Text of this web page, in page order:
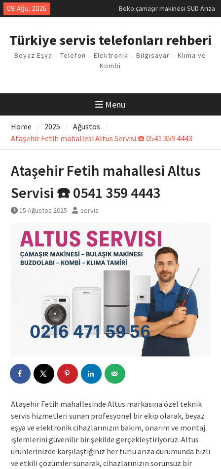
Skip
to
09 Ağu, 2026
Demirdöküm buzdolabı E1 Arıza
Arızası Çözümü
E02 Arıza Kodu Regal kombi
Sorunu
Türkiye servis telefonları rehberi
Beyaz Eşya – Telefon – Elektronik – Bilgisayar – Klima ve
Kombi
Menu
Home 2025
Ağustos
Ataşehir Fetih mahallesi Altus Servisi ☎️ 0541 359 4443
Ataşehir Fetih mahallesi Altus
Servisi ☎️ 0541 359 4443
15 Ağustos 2025 servis
Ataşehir Fetih mahallesinde Altus markasına özel teknik
servis hizmetleri sunan profesyonel bir ekip olarak, beyaz
eşya ve elektronik cihazlarınızın bakım, onarım ve montaj
işlemlerini güvenilir bir şekilde gerçekleştiriyoruz. Altus
ürünlerinizde karşılaştığınız her türlü arıza durumunda hızlı
ve etkili çözümler sunarak, cihazlarınızın sorunsuz bir